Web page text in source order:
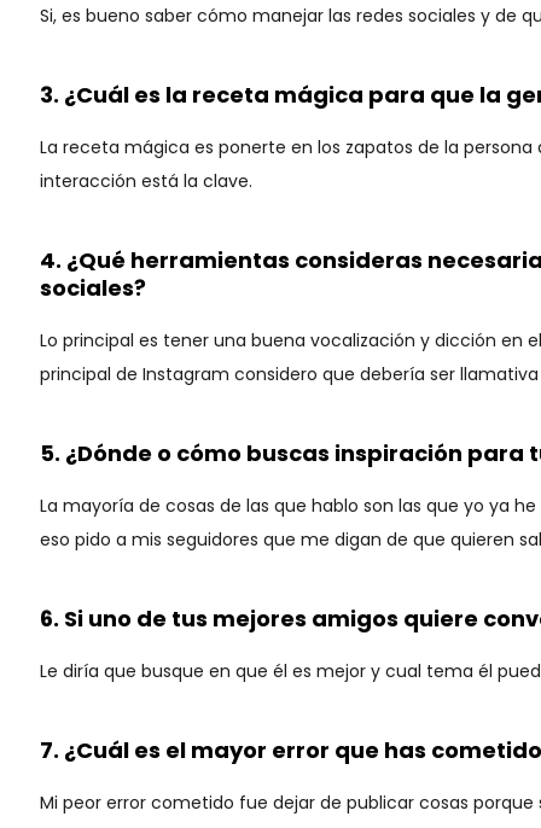
Si, es bueno saber cómo manejar las redes sociales y de
3. ¿Cuál es la receta mágica para que la
La receta mágica es ponerte en los zapatos de la
interacción está la clave.
4. ¿Qué herramientas consideras
sociales?
Lo principal es tener una buena vocalización y dicción en
principal de Instagram considero que debería ser
5. ¿Dónde o cómo buscas inspiración para
La mayoría de cosas de las que hablo son las que yo ya
eso pido a mis seguidores que me digan de que quieren
6. Si uno de tus mejores amigos quiere
Le diría que busque en que él es mejor y cual tema él
7. ¿Cuál es el mayor error que has
Mi peor error cometido fue dejar de publicar cosas